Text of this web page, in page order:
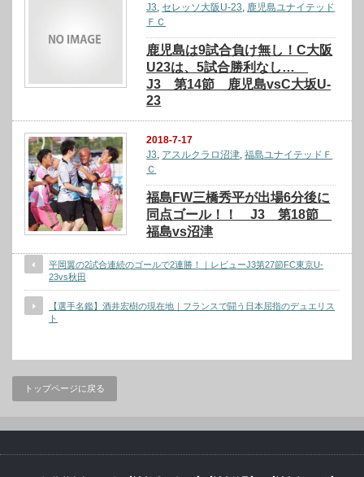
J3, セレッソ大阪U-23, 鹿児島ユナイテッド
ＦＣ
鹿児島は9試合負け無し！C大阪
U23は、5試合勝利なし…
J3 第14節 鹿児島vsC大坂U-
23
2018-7-17
J3, アスルクラロ沼津,福島ユナイテッドＦ
Ｃ
福島FW三橋秀平が出場6分後に
同点ゴール！！ J3 第18節
福島vs沼津
平岡翼の2試合連続のゴールで2連勝！｜レビューJ3第27節FC東京U-
23vs秋田
【選手名鑑】酒井宏樹の現在地｜フランスで闘う日本屈指のデュエリス
ト
トップページに戻る